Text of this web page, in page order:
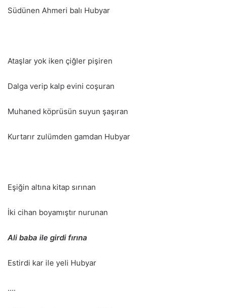
Südünen Ahmeri balı Hubyar
Ataşlar yok iken çiğler pişiren
Dalga verip kalp evini coşuran
Muhaned köprüsün suyun şaşıran
Kurtarır zulümden gamdan Hubyar
Eşiğin altına kitap sırınan
İki cihan boyamıştır nurunan
Ali baba ile girdi fırına
Estirdi kar ile yeli Hubyar
….